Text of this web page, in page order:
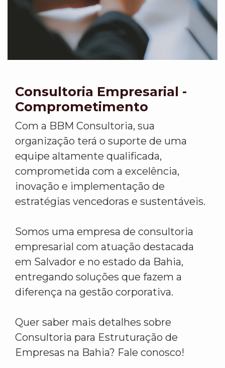
Consultoria Empresarial -
Comprometimento
Com a BBM Consultoria, sua
organização terá o suporte de uma
equipe altamente qualificada,
comprometida com a excelência,
inovação e implementação de
estratégias vencedoras e sustentáveis.
Somos uma empresa de consultoria
empresarial com atuação destacada
em Salvador e no estado da Bahia,
entregando soluções que fazem a
diferença na gestão corporativa.
Quer saber mais detalhes sobre
Consultoria para Estruturação de
Empresas na Bahia? Fale conosco!